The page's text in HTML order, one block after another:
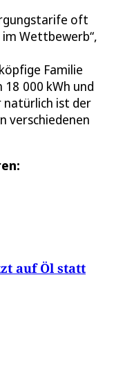
oft
Wettbewerb“,
Familie
18 000 kWh und
natürlich ist der
verschiedenen
auf Öl statt